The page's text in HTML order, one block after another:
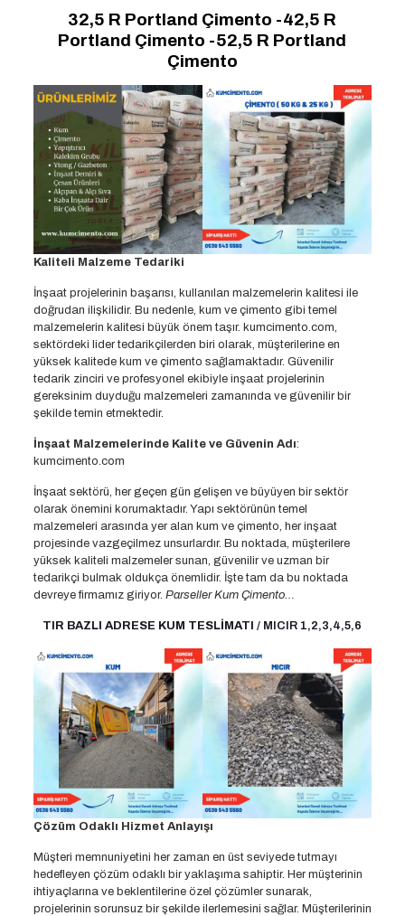
32,5 R Portland Çimento -42,5 R
Portland Çimento -52,5 R Portland
Çimento
Kaliteli Malzeme Tedariki
İnşaat projelerinin başarısı, kullanılan malzemelerin kalitesi ile
doğrudan ilişkilidir. Bu nedenle, kum ve çimento gibi temel
malzemelerin kalitesi büyük önem taşır. kumcimento.com,
sektördeki lider tedarikçilerden biri olarak, müşterilerine en
yüksek kalitede kum ve çimento sağlamaktadır. Güvenilir
tedarik zinciri ve profesyonel ekibiyle inşaat projelerinin
gereksinim duyduğu malzemeleri zamanında ve güvenilir bir
şekilde temin etmektedir.
İnşaat Malzemelerinde Kalite ve Güvenin Adı:
kumcimento.com
İnşaat sektörü, her geçen gün gelişen ve büyüyen bir sektör
olarak önemini korumaktadır. Yapı sektörünün temel
malzemeleri arasında yer alan kum ve çimento, her inşaat
projesinde vazgeçilmez unsurlardır. Bu noktada, müşterilere
yüksek kaliteli malzemeler sunan, güvenilir ve uzman bir
tedarikçi bulmak oldukça önemlidir. İşte tam da bu noktada
devreye firmamız giriyor. Parseller Kum Çimento…
TIR BAZLI ADRESE KUM TESLİMATI / MICIR 1,2,3,4,5,6
Çözüm Odaklı Hizmet Anlayışı
Müşteri memnuniyetini her zaman en üst seviyede tutmayı
hedefleyen çözüm odaklı bir yaklaşıma sahiptir. Her müşterinin
ihtiyaçlarına ve beklentilerine özel çözümler sunarak,
projelerinin sorunsuz bir şekilde ilerlemesini sağlar. Müşterilerinin